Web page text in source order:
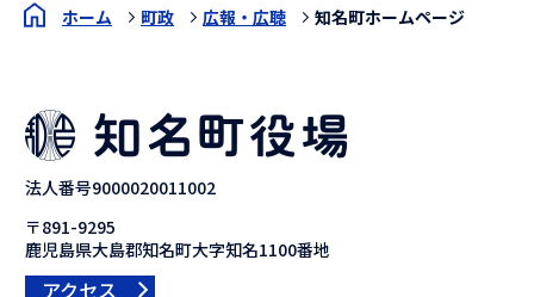
ホーム 町政 広報・広聴 知名町ホームページ
法人番号9000020011002
〒891-9295
鹿児島県大島郡知名町大字知名1100番地
アクセス